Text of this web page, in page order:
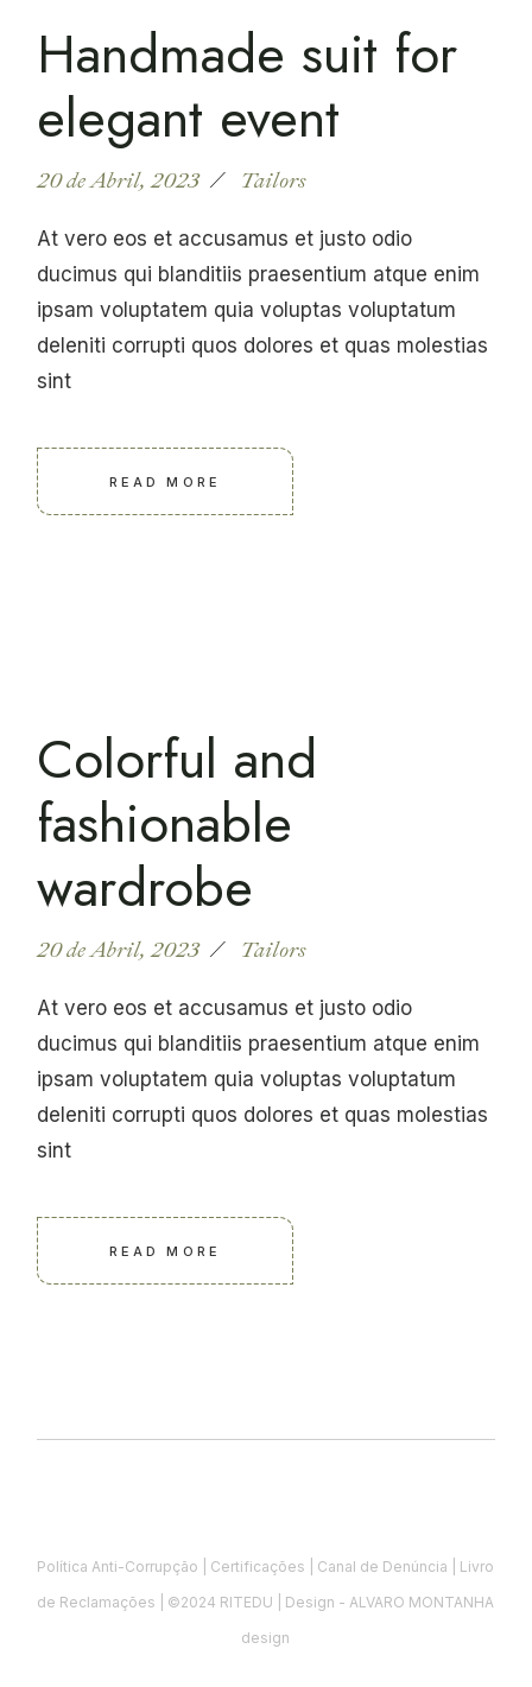
Handmade suit for
elegant event
20 de Abril, 2023 Tailors
At vero eos et accusamus et justo odio
ducimus qui blanditiis praesentium atque enim
ipsam voluptatem quia voluptas voluptatum
deleniti corrupti quos dolores et quas molestias
sint
READ MORE
Colorful and
fashionable
wardrobe
20 de Abril, 2023 Tailors
At vero eos et accusamus et justo odio
ducimus qui blanditiis praesentium atque enim
ipsam voluptatem quia voluptas voluptatum
deleniti corrupti quos dolores et quas molestias
sint
READ MORE
Política Anti-Corrupção Certificações Canal de Denúncia
Livro
de Reclamações | ©2024 RITEDU | Design - ALVARO MONTANHA
design